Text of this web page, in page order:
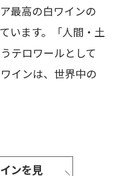
最高の白ワインの
います。「人間・土
テロワールとして
インは、世界中の
ンを見